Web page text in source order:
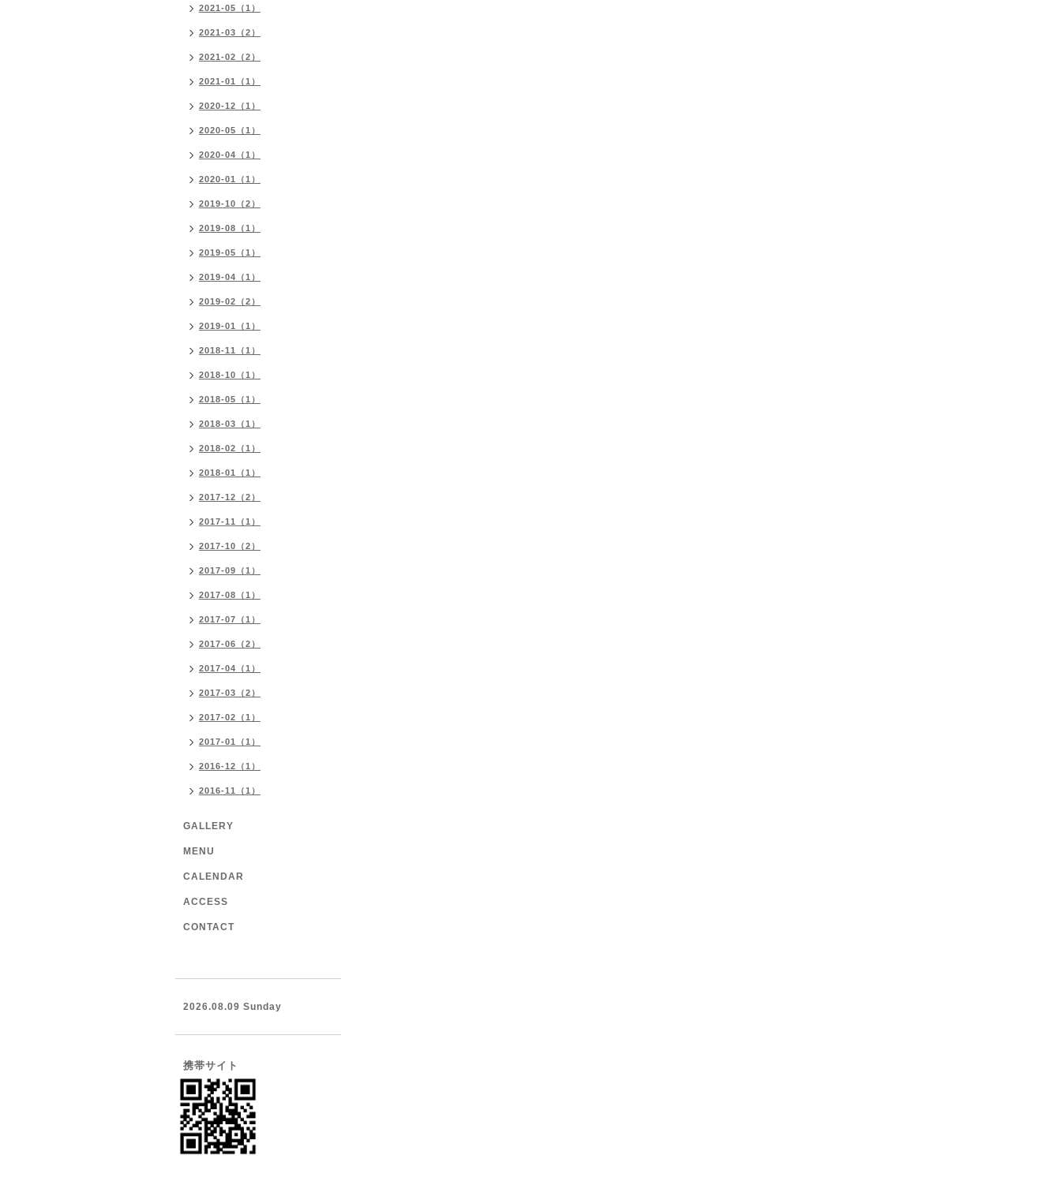
2021-05（1）
2021-03（2）
2021-02（2）
2021-01（1）
2020-12（1）
2020-05（1）
2020-04（1）
2020-01（1）
2019-10（2）
2019-08（1）
2019-05（1）
2019-04（1）
2019-02（2）
2019-01（1）
2018-11（1）
2018-10（1）
2018-05（1）
2018-03（1）
2018-02（1）
2018-01（1）
2017-12（2）
2017-11（1）
2017-10（2）
2017-09（1）
2017-08（1）
2017-07（1）
2017-06（2）
2017-04（1）
2017-03（2）
2017-02（1）
2017-01（1）
2016-12（1）
2016-11（1）
GALLERY
MENU
CALENDAR
ACCESS
CONTACT
2026.08.09 Sunday
携帯サイト